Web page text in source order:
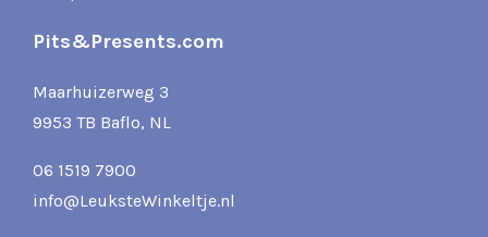
Pits&Presents.com
Maarhuizerweg 3
9953 TB Baflo, NL
06 1519 7900
info@LeuksteWinkeltje.nl